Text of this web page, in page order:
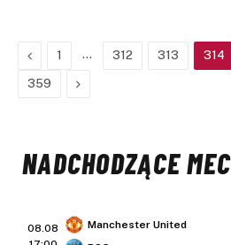
Previous
1 … 312 313 314
359 Next
NADCHODZĄCE
08.08
Manchester United